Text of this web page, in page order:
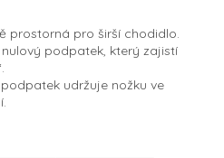
prostorná pro širší chodidlo.
podpatek, který zajistí
udržuje nožku ve